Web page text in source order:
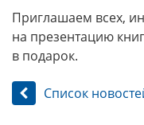
Приглашаем всех,
на презентацию
в подарок.
Список